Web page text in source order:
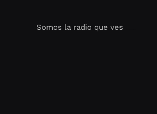
Somos la radio que ves